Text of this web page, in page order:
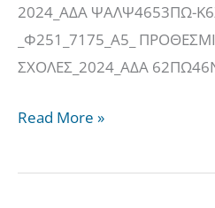
2024_ΑΔΑ ΨΑΛΨ4653ΠΩ-
_Φ251_7175_Α5_
ΣΧΟΛΕΣ_2024_ΑΔΑ
Read More »